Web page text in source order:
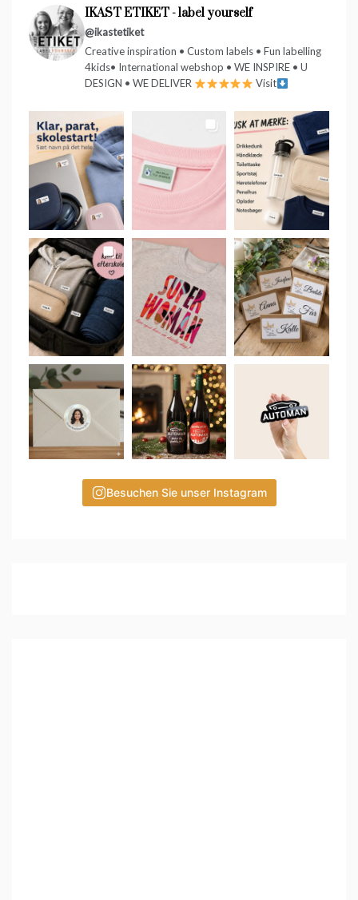
IKAST ETIKET - label yourself
@ikastetiket
Creative inspiration • Custom labels • Fun labelling
4kids• International webshop • WE INSPIRE • U
DESIGN • WE DELIVER
Visit
Besuchen Sie unser Instagram